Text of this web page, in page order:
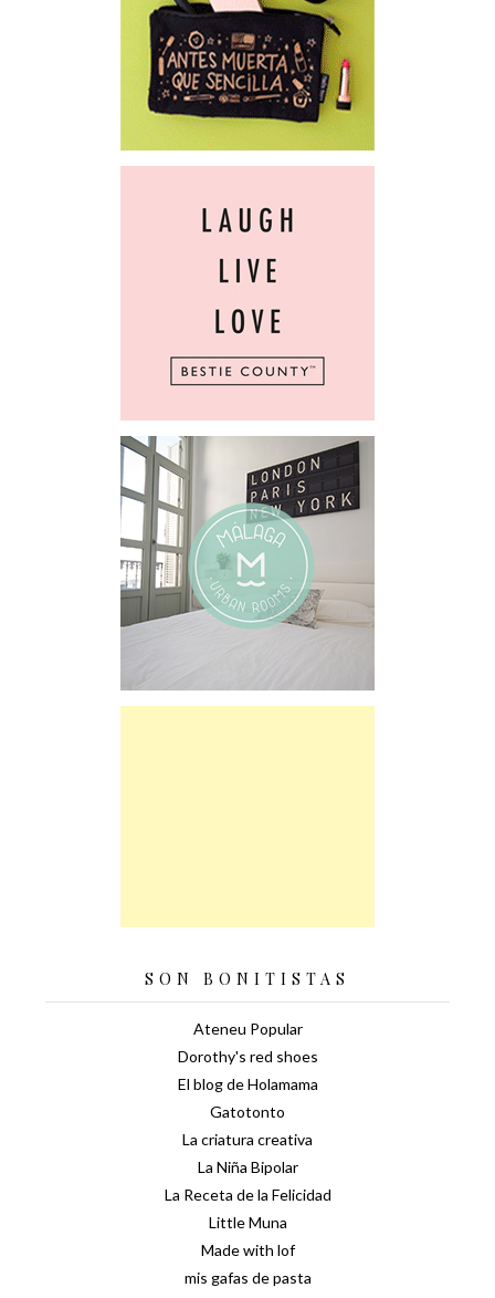
SON BONITISTAS
Ateneu Popular
Dorothy's red shoes
El blog de Holamama
Gatotonto
La criatura creativa
La Niña Bipolar
La Receta de la Felicidad
Little Muna
Made with lof
mis gafas de pasta